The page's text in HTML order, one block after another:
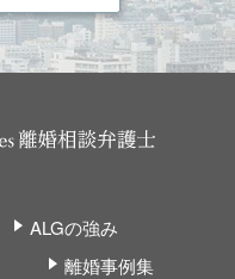
ALGの強み
離婚事例集